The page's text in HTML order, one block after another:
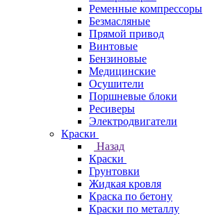
Ременные компрессоры
Безмасляные
Прямой привод
Винтовые
Бензиновые
Медицинские
Осушители
Поршневые блоки
Ресиверы
Электродвигатели
Краски
Назад
Краски
Грунтовки
Жидкая кровля
Краска по бетону
Краски по металлу